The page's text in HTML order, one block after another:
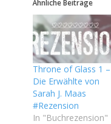
Ähnliche Beiträge
Throne of Glass 1 –
Die Erwählte von
Sarah J. Maas
#Rezension
In "Buchrezension"